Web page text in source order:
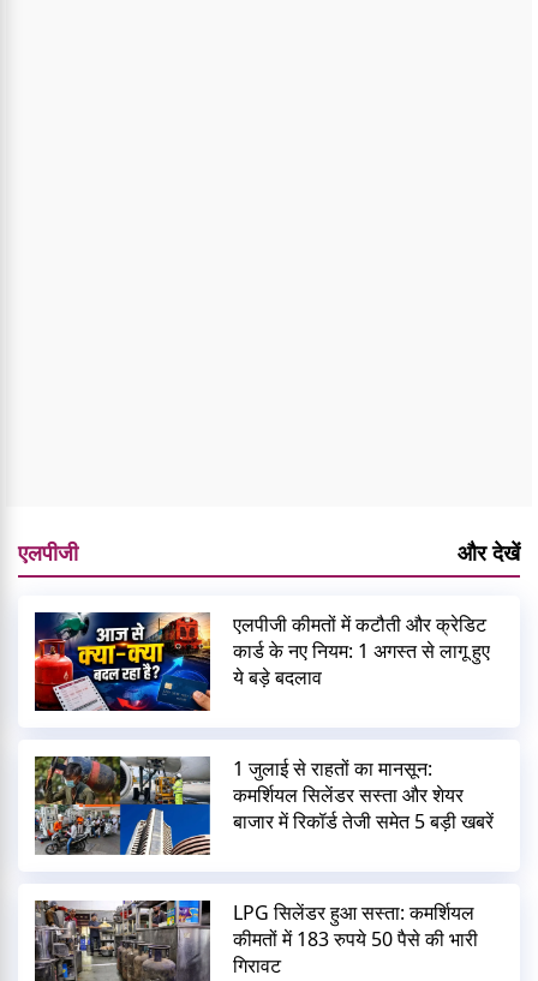
एलपीजी और देखें
एलपीजी कीमतों में कटौती और क्रेडिट
कार्ड के नए नियम: 1 अगस्त से लागू हुए
ये बड़े बदलाव
1 जुलाई से राहतों का मानसून:
कमर्शियल सिलेंडर सस्ता और शेयर
बाजार में रिकॉर्ड तेजी समेत 5 बड़ी खबरें
LPG सिलेंडर हुआ सस्ता: कमर्शियल
कीमतों में 183 रुपये 50 पैसे की भारी
गिरावट